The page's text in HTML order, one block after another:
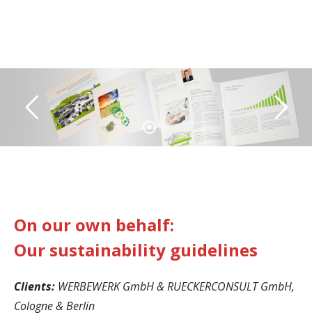
On our own behalf:
Our sustainability guidelines
Clients: WERBEWERK GmbH & RUECKERCONSULT GmbH,
Cologne & Berlin